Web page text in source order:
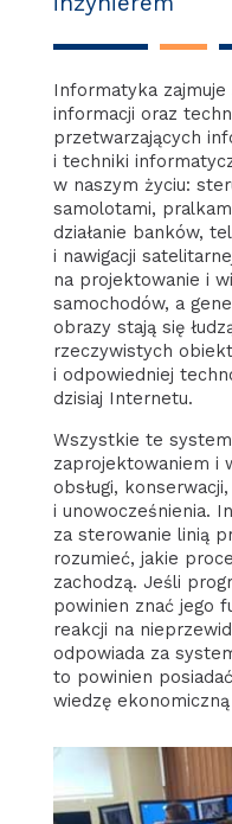
Informatyka
informacji oraz
przetwarzających
i techniki
w naszym życiu:
samolotami,
działanie banków,
i nawigacji
na projektowanie i
samochodów, a
obrazy stają się
rzeczywistych
i odpowiedniej
dzisiaj Internetu.
Wszystkie te
zaprojektowaniem i
obsługi,
i unowocześnienia.
za sterowanie linią
rozumieć, jakie
zachodzą. Jeśli
powinien znać jego
reakcji na
odpowiada za
to powinien
wiedzę